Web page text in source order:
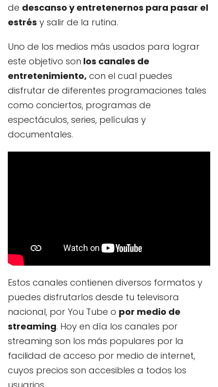
de descanso y entretenernos para pasar el
estrés y salir de la rutina.
Uno de los medios más usados para lograr
este objetivo son los canales de
entretenimiento, con el cual puedes
disfrutar de diferentes programaciones tales
como conciertos, programas de
espectáculos, series, películas y
documentales.
Estos canales contienen diversos formatos y
puedes disfrutarlos desde tu televisora
nacional, por You Tube o por medio de
streaming. Hoy en día los canales por
streaming son los más populares por la
facilidad de acceso por medio de internet,
cuyos precios son accesibles a todos los